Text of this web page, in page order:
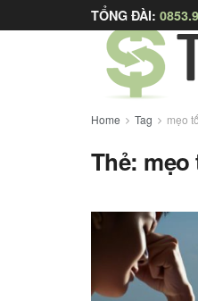
TỔNG ĐÀI:
Home Tag mẹo
Thẻ: